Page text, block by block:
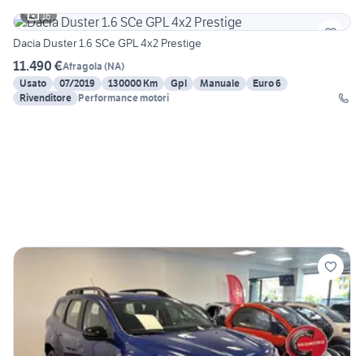
16
Dacia Duster 1.6 SCe GPL 4x2 Prestige
11.490 €Afragola (NA)
Usato
07/2019 130000 Km Gpl Manuale
Euro 6
Rivenditore Performance motori